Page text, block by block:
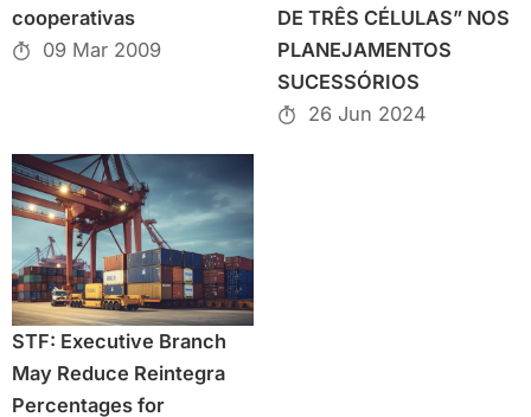
cooperativas
09 Mar 2009
DE TRÊS CÉLULAS” NOS
PLANEJAMENTOS
SUCESSÓRIOS
26 Jun 2024
STF: Executive Branch
May Reduce Reintegra
Percentages for